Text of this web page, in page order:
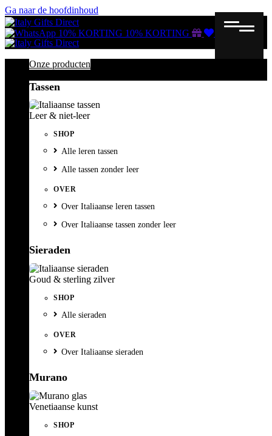
Ga naar de hoofdinhoud
10% KORTING 10% KORTING Gutscheine
Wunschliste
Warenkorb
Onze producten
Tassen
Leer & niet-leer
SHOP
Alle leren tassen
Alle tassen zonder leer
OVER
Over Italiaanse leren tassen
Over Italiaanse tassen zonder leer
Sieraden
Goud & sterling zilver
SHOP
Alle sieraden
OVER
Over Italiaanse sieraden
Murano
Venetiaanse kunst
SHOP